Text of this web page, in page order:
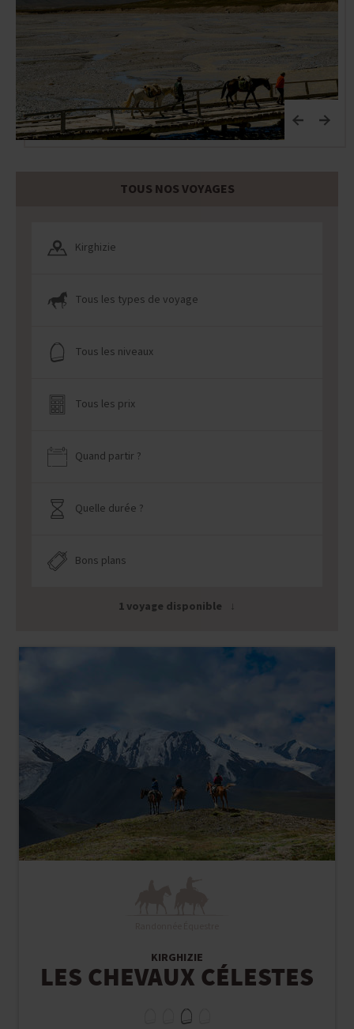
TOUS NOS VOYAGES
Kirghizie
Tous les types de voyage
Tous les niveaux
Tous les prix
Quand partir ?
Quelle durée ?
Bons plans
1 voyage disponible
KIRGHIZIE
LES CHEVAUX CÉLESTES